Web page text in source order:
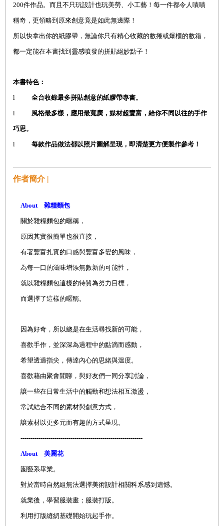
200件作品。而且不只玩設計也玩美勞、小工藝！每一件都令人嘖嘖
稱奇，更領略到原來創意竟是如此無邊際！
所以快拿出你的紙膠帶，無論你只有精心收藏的數捲或爆櫃的數箱，
都一定能在本書找到靈感噴發的拼貼絕妙點子！
本書特色：
l 全台收錄最多拼貼創意的紙膠帶專書。
l 風格最多樣，應用最寬廣，媒材超豐富，給你不同以往的手作
巧思。
l 每款作品做法都以照片圖解呈現，即清楚更方便製作參考！
作者簡介 |
About 雜糧麵包
關於雜糧麵包的暱稱，
原因其實很簡單也很直接，
有著豐富扎實的口感與豐富多變的風味，
為每一口的滋味增添無數新的可能性，
就以雜糧麵包這樣的特質為努力目標，
而選擇了這樣的暱稱。
因為好奇，所以總是在生活尋找新的可能，
喜歡手作，並深深為過程中的點滴而感動，
希望透過指尖，傳達內心的思緒與溫度。
喜歡藉由聚會閒聊，與好友們一同分享討論，
讓一些在日常生活中的觸動和想法相互激盪，
常試結合不同的素材與創意方式，
讓素材以更多元而有趣的方式呈現。
-------------------------------------------------------------
About 美麗花
園藝系畢業。
對於當時自然組無法選擇美術設計相關科系感到遺憾。
就業後，學習服裝畫；服裝打版。
利用打版縫紉基礎開始玩起手作。